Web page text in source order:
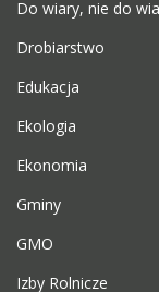
Do wiary, nie do
Drobiarstwo
Edukacja
Ekologia
Ekonomia
Gminy
GMO
Izby Rolnicze